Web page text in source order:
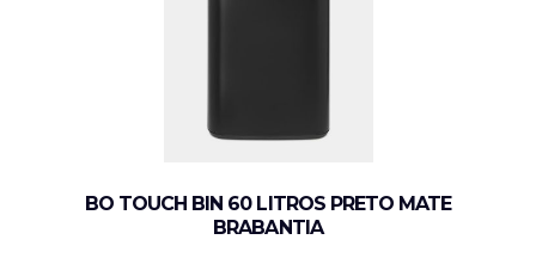
BO TOUCH BIN 60 LITROS PRETO MATE
BRABANTIA